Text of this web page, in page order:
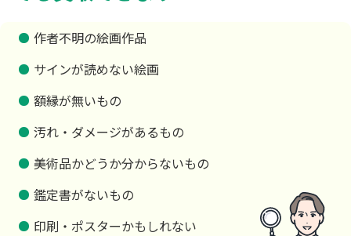
作者不明の絵画作品
サインが読めない絵画
額縁が無いもの
汚れ・ダメージがあるもの
美術品かどうか分からないもの
鑑定書がないもの
印刷・ポスターかもしれない